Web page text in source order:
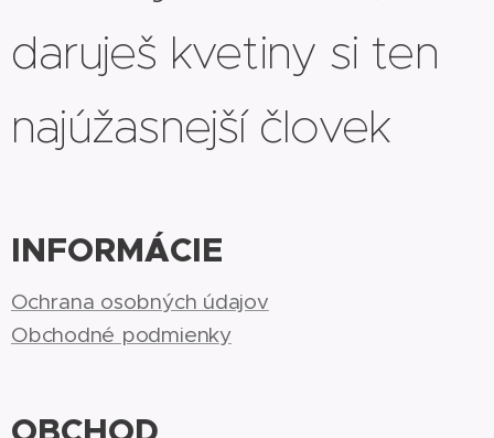
daruješ kvetiny si ten
najúžasnejší človek
INFORMÁCIE
Ochrana osobných údajov
Obchodné podmienky